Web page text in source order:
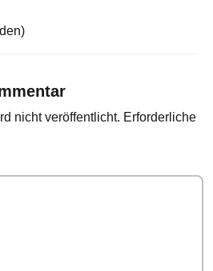
nicht veröffentlicht. Erforderliche